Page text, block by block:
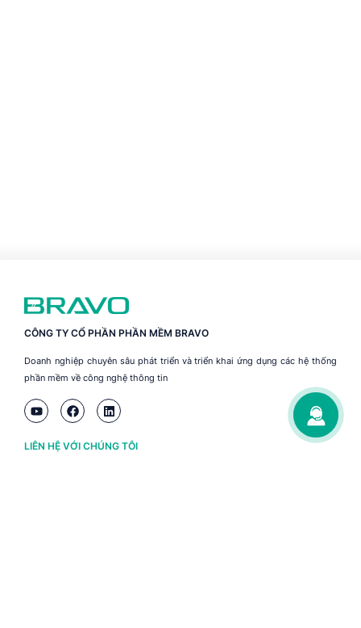
CÔNG TY CỔ PHẦN PHẦN MỀM BRAVO
Doanh nghiệp chuyên sâu phát triển và triển khai ứng dụng các hệ thống
phần mềm về công nghệ thông tin
LIÊN HỆ VỚI CHÚNG TÔI